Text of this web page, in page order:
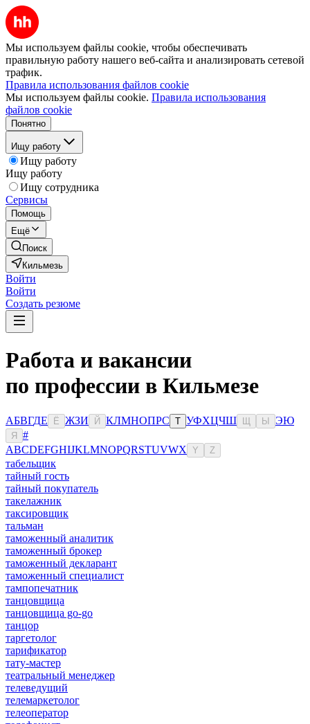
Мы используем файлы cookie, чтобы обеспечивать
правильную работу нашего веб-сайта и анализировать сетевой
трафик.
Правила использования файлов cookie
Мы используем файлы cookie. Правила использования
файлов cookie
Понятно
Ищу работу
Ищу работу
Ищу работу
Ищу сотрудника
Сервисы
Помощь
Ещё
Поиск
Кильмезь
Войти
Войти
Создать резюме
Работа и вакансии
по профессии в Кильмезе
АБВГДЕ Ё ЖЗИ Й КЛМНОПРС Т УФХЦЧШ Ы ЭЮ
Я
#
ABCDEFGHIJKLMNOPQRSTUVWX Y Z
табельщик
тайный гость
тайный покупатель
такелажник
таксировщик
тальман
таможенный аналитик
таможенный брокер
таможенный декларант
таможенный специалист
тампопечатник
танцовщица
танцовщица go-go
танцор
таргетолог
тарификатор
тату-мастер
театральный менеджер
телеведущий
телемаркетолог
телеоператор